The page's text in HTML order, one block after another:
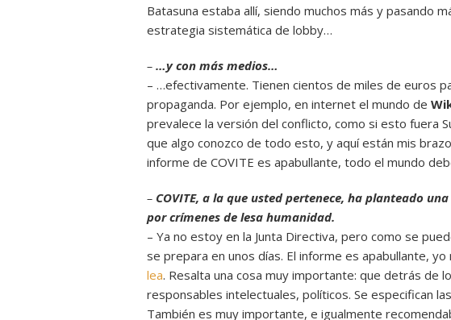
Batasuna estaba allí, siendo muchos más y pasando
estrategia sistemática de lobby…
– …y con más medios…
– …efectivamente. Tienen cientos de miles de euros
propaganda. Por ejemplo, en internet el mundo de
prevalece la versión del conflicto, como si esto fuera
que algo conozco de todo esto, y aquí están mis
informe de COVITE es apabullante, todo el mundo
– COVITE, a la que usted pertenece, ha planteado
por crímenes de lesa humanidad.
– Ya no estoy en la Junta Directiva, pero como se
se prepara en unos días. El informe es apabullante,
lea. Resalta una cosa muy importante: que detrás de
responsables intelectuales, políticos. Se especifican
También es muy importante, e igualmente